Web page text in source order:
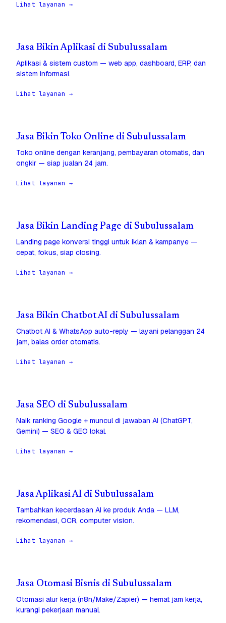
Lihat layanan →
Jasa Bikin Aplikasi di Subulussalam
Aplikasi & sistem custom — web app, dashboard, ERP, dan
sistem informasi.
Lihat layanan →
Jasa Bikin Toko Online di Subulussalam
Toko online dengan keranjang, pembayaran otomatis, dan
ongkir — siap jualan 24 jam.
Lihat layanan →
Jasa Bikin Landing Page di Subulussalam
Landing page konversi tinggi untuk iklan & kampanye —
cepat, fokus, siap closing.
Lihat layanan →
Jasa Bikin Chatbot AI di Subulussalam
Chatbot AI & WhatsApp auto-reply — layani pelanggan 24
jam, balas order otomatis.
Lihat layanan →
Jasa SEO di Subulussalam
Naik ranking Google + muncul di jawaban AI (ChatGPT,
Gemini) — SEO & GEO lokal.
Lihat layanan →
Jasa Aplikasi AI di Subulussalam
Tambahkan kecerdasan AI ke produk Anda — LLM,
rekomendasi, OCR, computer vision.
Lihat layanan →
Jasa Otomasi Bisnis di Subulussalam
Otomasi alur kerja (n8n/Make/Zapier) — hemat jam kerja,
kurangi pekerjaan manual.